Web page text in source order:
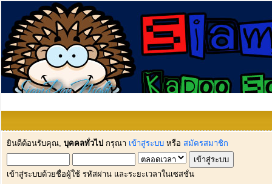
ยินดีต้อนรับคุณ, บุคคลทั่วไป กรุณา เข้าสู่ระบบ หรือ สมัครสมาชิก
เข้าสู่ระบบด้วยชื่อผู้ใช้ รหัสผ่าน และระยะเวลาในเซสชั่น